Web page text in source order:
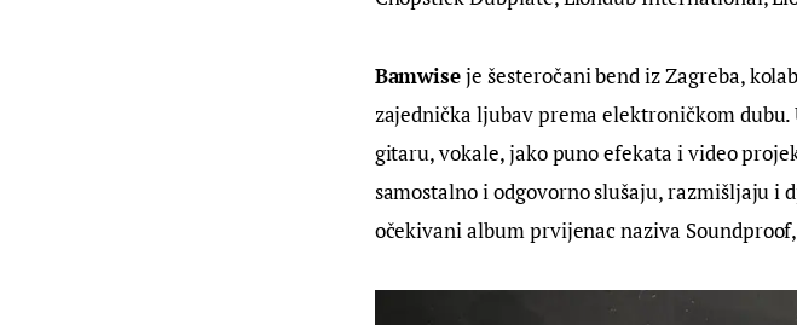
Bamwise je šesteročani bend iz Zagreba,
zajednička ljubav prema elektroničkom
gitaru, vokale, jako puno efekata i video
samostalno i odgovorno slušaju, razmišljaju i
očekivani album prvijenac naziva